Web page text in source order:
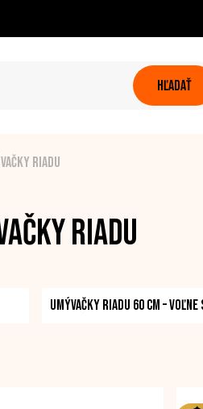
HĽADAŤ
riadu
riadu
Umývačky riadu 60 cm –